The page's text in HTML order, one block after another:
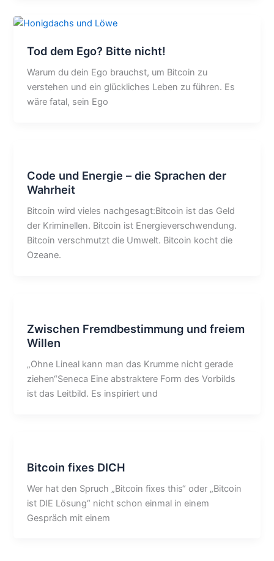
Tod dem Ego? Bitte nicht!
Warum du dein Ego brauchst, um Bitcoin zu
verstehen und ein glückliches Leben zu führen. Es
wäre fatal, sein Ego
Code und Energie – die Sprachen der
Wahrheit
Bitcoin wird vieles nachgesagt:Bitcoin ist das Geld
der Kriminellen. Bitcoin ist Energieverschwendung.
Bitcoin verschmutzt die Umwelt. Bitcoin kocht die
Ozeane.
Zwischen Fremdbestimmung und freiem
Willen
„Ohne Lineal kann man das Krumme nicht gerade
ziehen“Seneca Eine abstraktere Form des Vorbilds
ist das Leitbild. Es inspiriert und
Bitcoin fixes DICH
Wer hat den Spruch „Bitcoin fixes this“ oder „Bitcoin
ist DIE Lösung“ nicht schon einmal in einem
Gespräch mit einem